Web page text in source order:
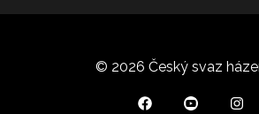
© 2026 Český svaz